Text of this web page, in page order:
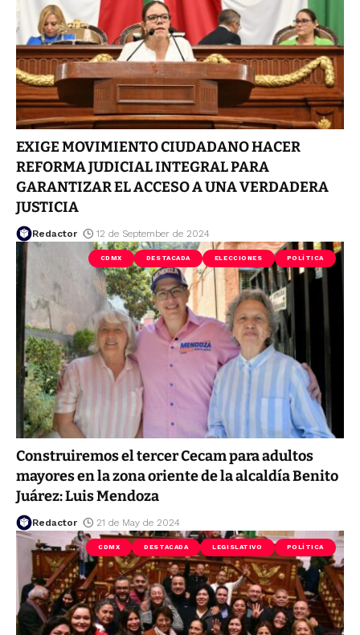
EXIGE MOVIMIENTO CIUDADANO HACER
REFORMA JUDICIAL INTEGRAL PARA
GARANTIZAR EL ACCESO A UNA VERDADERA
JUSTICIA
Redactor 12 de September de 2024
CDMX DESTACADA ELECCIONES POLÍTICA
Construiremos el tercer Cecam para adultos
mayores en la zona oriente de la alcaldía Benito
Juárez: Luis Mendoza
Redactor 21 de May de 2024
CDMX DESTACADA LEGISLATIVO POLÍTICA